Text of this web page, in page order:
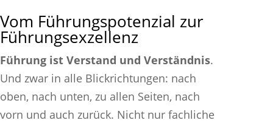
Vom Führungspotenzial zur
Führungsexzellenz
Führung ist Verstand und Verständnis.
Und zwar in alle Blickrichtungen: nach
oben, nach unten, zu allen Seiten, nach
vorn und auch zurück. Nicht nur fachliche